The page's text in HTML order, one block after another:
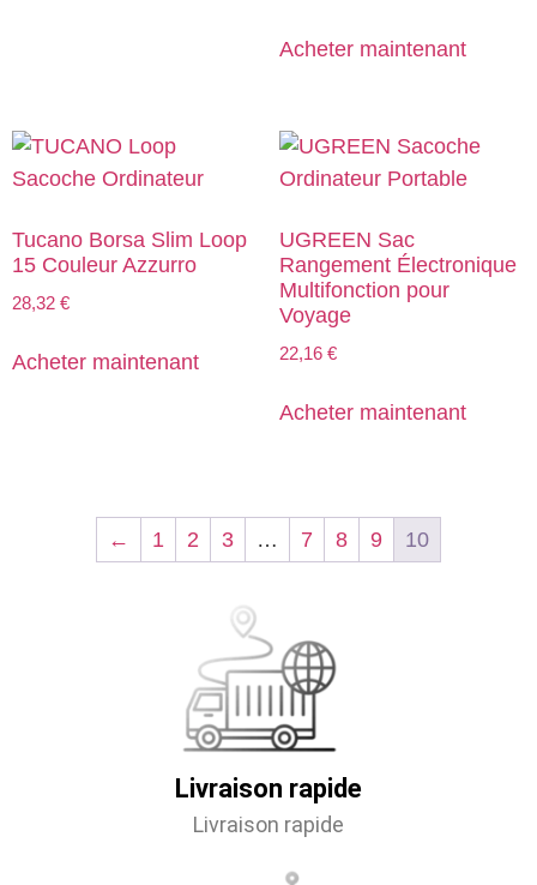
Acheter maintenant
Tucano Borsa Slim Loop
15 Couleur Azzurro
28,32 €
Acheter maintenant
UGREEN Sac
Rangement Électronique
Multifonction pour
Voyage
22,16 €
Acheter maintenant
← 1 2 3 … 7 8 9 10
Livraison rapide
Livraison rapide